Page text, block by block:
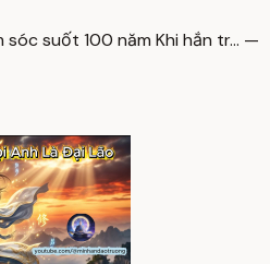
suốt 100 năm Khi hắn tr… —